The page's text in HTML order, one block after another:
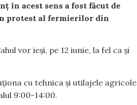
în acest sens a fost făcut de
protest al fermierilor din
vor ieși, pe 12 iunie, la fel ca și
cu tehnica și utilajele agricole
9:00-14:00.